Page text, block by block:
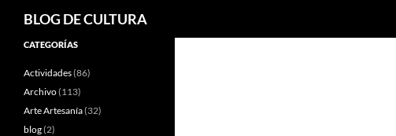
Saltar
BLOG DE CULTURA
CATEGORÍAS
Actividades(86)
Archivo(113)
Arte Artesanía(32)
blog(2)